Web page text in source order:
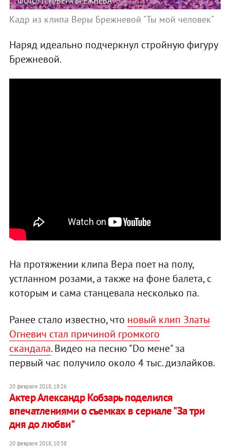
Кадр из клипа Веры Брежневой "Ты мой человек"
Наряд идеально подчеркнул стройную фигуру
Брежневой.
На протяжении клипа Вера поет на полу,
устланном розами, а также на фоне балета, с
которым и сама станцевала несколько па.
Ранее стало известно, что новый клип Златы
Огневич стал причиной громкого
скандала. Видео на песню "Do мене" за
первый час получило около 4 тыс. дизлайков.
20 февраля 2018, 18:26
Актер Александр Кобзарь поделился
впечатлениями о съемках в сериале "За три
дня до любви"
20 февраля 2018, 10:38